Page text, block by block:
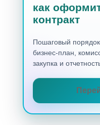
как
контракт
Пошаговый
бизнес-план,
закупка и